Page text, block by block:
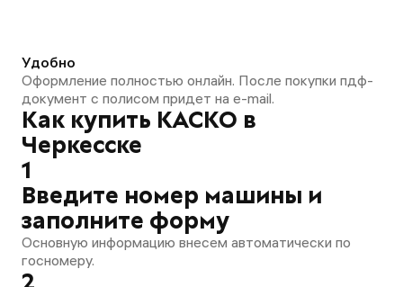
Удобно
Оформление полностью онлайн. После покупки пдф-
документ с полисом придет на e-mail.
Как купить КАСКО в
Черкесске
1
Введите номер машины и
заполните форму
Основную информацию внесем автоматически по
госномеру.